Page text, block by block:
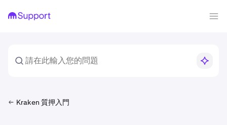
Kraken 質押入門